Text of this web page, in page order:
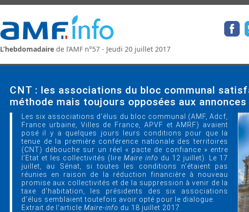
L’hebdomadaire de l’AMF n°57 - Jeudi 20 juillet 2017
CNT : les associations du bloc communal
méthode mais toujours opposées aux
Les six associations d’élus du bloc communal (AMF, Adcf,
France urbaine, Villes de France, APVF et AMRF) avaient
posé il y a quelques jours leurs conditions pour que la
tenue de la première conférence nationale des territoires
(CNT) débouche sur un réel « pacte de confiance » entre
l’Etat et les collectivités (lire Maire info du 12 juillet). Le 17
juillet, au Sénat, si toutes les conditions n’étaient pas
réunies en raison de la réduction financière à nouveau
promise aux collectivités et de la suppression à venir de la
taxe d’habitation, les présidents des six associations
d’élus semblaient toutefois avoir opté pour le dialogue.
Extrait de l'article Maire-info du 18 juillet 2017.